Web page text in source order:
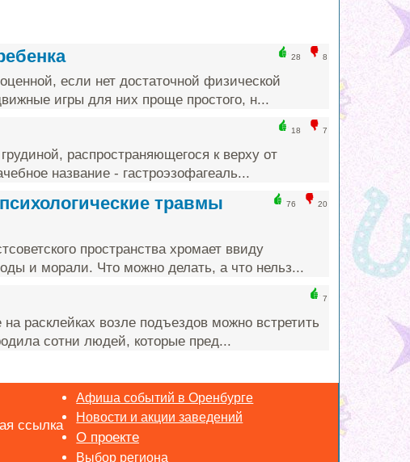
28 8
если нет достаточной физической
игры для них проще простого, н...
18 7
распространяющегося к верху от
название - гастроэзофагеаль...
76 20
травмы
пространства хромает ввиду
и морали. Что можно делать, а что нельз...
7
расклейках возле подъездов можно встретить
сотни людей, которые пред...
ссылка
Афиша событий в Оренбурге
Новости и акции заведений
Выбор региона